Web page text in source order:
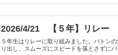
2026/4/21 【５年】リレー
５年生はリレーに取り組みました。バトン
り出し、スムーズにスピードを落とさずにバ